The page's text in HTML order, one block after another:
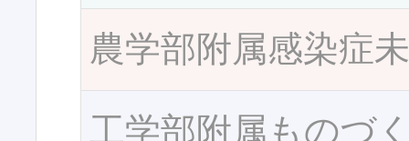
農学部附属感染症
工学部附属ものづ